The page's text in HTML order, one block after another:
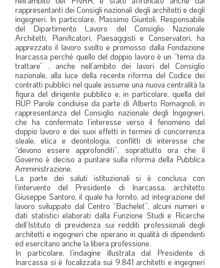
rappresentanti dei Consigli nazionali degli architetti e degli
ingegneri. In particolare, Massimo Giuntoli, Responsabile
del Dipartimento Lavoro del Consiglio Nazionale
Architetti, Pianificatori, Paesaggisti e Conservatori, ha
apprezzato il lavoro svolto e promosso dalla Fondazione
Inarcassa perché quello del doppio lavoro è un “tema da
trattare” , anche nell’ambito dei lavori del Consiglio
nazionale, alla luce della recente riforma del Codice dei
contratti pubblici nel quale assume una nuova centralità la
figura del dirigente pubblico e, in particolare, quella del
RUP. Parole condivise da parte di Alberto Romagnoli, in
rappresentanza del Consiglio nazionale degli Ingegneri,
che ha confermato l’interesse verso il fenomeno del
doppio lavoro e dei suoi effetti in termini di concorrenza
sleale, etica e deontologia, conflitti di interesse che
“devono essere approfonditi”, soprattutto ora che il
Governo è deciso a puntare sulla riforma della Pubblica
Amministrazione.
La parte dei saluti istituzionali si è conclusa con
l’intervento del Presidente di Inarcassa, architetto
Giuseppe Santoro, il quale ha fornito, ad integrazione del
lavoro sviluppato dal Centro “Bachelet”, alcuni numeri e
dati statistici elaborati dalla Funzione Studi e Ricerche
dell’Istituto di previdenza sui redditi professionali degli
architetti e ingegneri che operano in qualità di dipendenti
ed esercitano anche la libera professione.
In particolare, l’indagine illustrata dal Presidente di
Inarcassa si è focalizzata sui 9.841 architetti e ingegneri